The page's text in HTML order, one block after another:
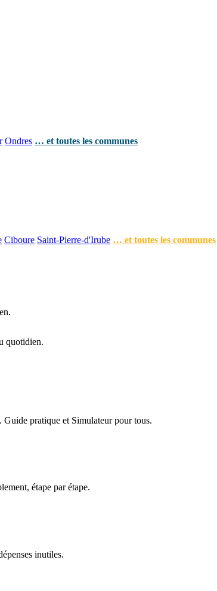
Ondres … et toutes les communes
Ciboure Saint-Pierre-d'Irube … et toutes les communes
quotidien.
Guide pratique et Simulateur pour tous.
étape par étape.
inutiles.